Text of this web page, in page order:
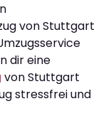
von Stuttgart
dir eine
von Stuttgart
stressfrei und